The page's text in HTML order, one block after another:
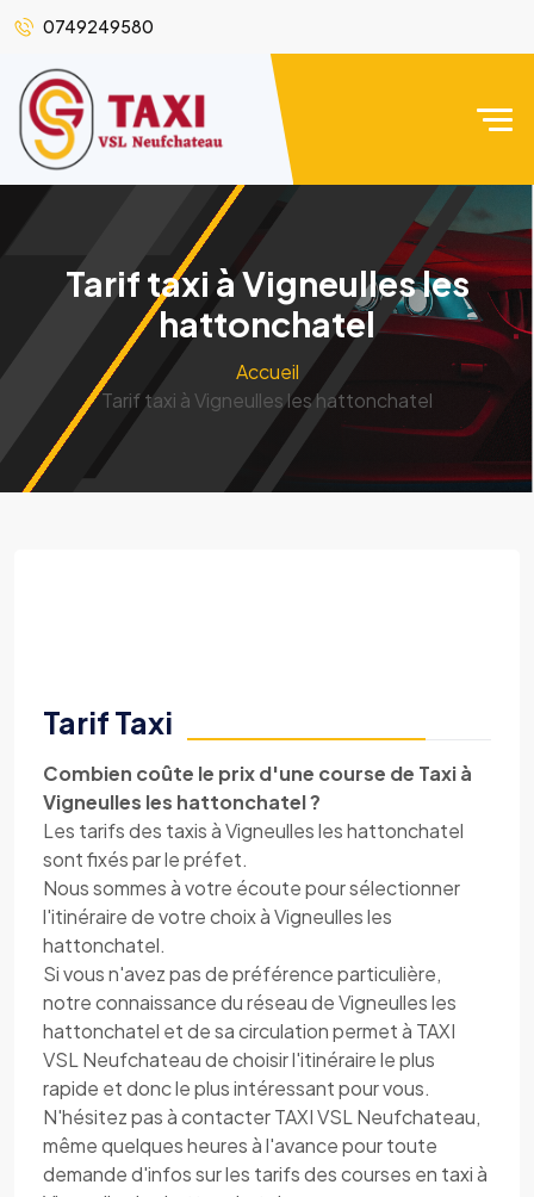
0749249580
Tarif taxi à Vigneulles les
hattonchatel
Accueil
Tarif taxi à Vigneulles les hattonchatel
Tarif Taxi
Combien coûte le prix d'une course de Taxi à
Vigneulles les hattonchatel ?
Les tarifs des taxis à Vigneulles les hattonchatel
sont fixés par le préfet.
Nous sommes à votre écoute pour sélectionner
l'itinéraire de votre choix à Vigneulles les
hattonchatel.
Si vous n'avez pas de préférence particulière,
notre connaissance du réseau de Vigneulles les
hattonchatel et de sa circulation permet à TAXI
VSL Neufchateau de choisir l'itinéraire le plus
rapide et donc le plus intéressant pour vous.
N'hésitez pas à contacter TAXI VSL Neufchateau,
même quelques heures à l'avance pour toute
demande d'infos sur les tarifs des courses en taxi à